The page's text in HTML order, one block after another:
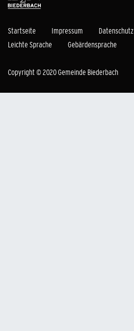
Startseite Impressum Datenschutz
Leichte Sprache
Gebärdensprache
Copyright © 2020 Gemeinde Biederbach